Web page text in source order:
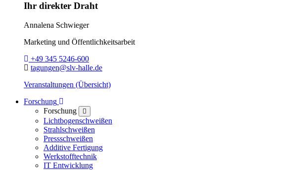
Ihr direkter Draht
Annalena Schwieger
Marketing und Öffentlichkeitsarbeit
Telefon:
+49 345 5246-600
E-Mail:
tagungen@slv-halle.de
Veranstaltungen (Übersicht)
Forschung
Forschung
Lichtbogenschweißen
Strahlschweißen
Pressschweißen
Additive Fertigung
Werkstofftechnik
IT Entwicklung